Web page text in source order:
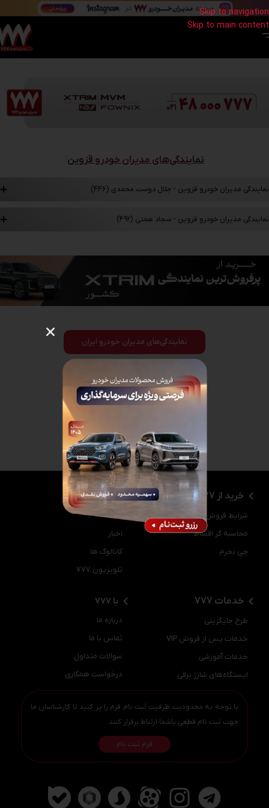
Skip to navigation
Skip to main content
نمایندگی مدیران
نمایندگی‌های مدیران خودرو قزوین
نمایندگی مدیران خودرو قزوین - جلال دوست محمدی (446)
نمایندگی مدیران خودرو قزوین - سجاد همتی (492)
نمایندگی‌های مدیران خودرو ایران
خرید از 777
شرایط فروش
محاسبه گر اقساط
چی بخرم
رسانه 777
مجله
اخبار
کاتالوگ ها
تلویزیون 777
خدمات 777
طرح جایگزینی
خدمات پس از فروش VIP
خدمات آموزشی
ایستگاه‌های شارژ برقی
با 777
درباره ما
تماس با ما
سوالات متداول
درخواست همکاری
با توجه به محدودیت ظرفیت ثبت نام فرم را پر کنید تا کارشناسان ما
جهت ثبت نام قطعی باشما ارتباط برقرار کنند.
فرم ثبت نام